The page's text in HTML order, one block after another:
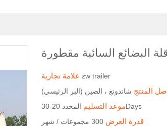
البضائع السائبة مقطورة
علامة تجاريةzw trailer
المنتج شاندونغ ، الصين (البر الرئيسي)
موعد التسليمالمحدد 20-30Days
قدرة العرض 300 مجموعات / شهر